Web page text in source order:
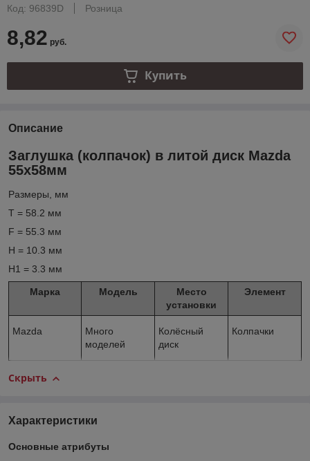
Код: 96839D
Розница
8,82 руб.
Купить
Описание
Заглушка (колпачок) в литой диск Mazda
55х58мм
Размеры, мм
T = 58.2 мм
F = 55.3 мм
H = 10.3 мм
H1 = 3.3 мм
Марка Модель
Место
установки
Элемент
Mazda
Много
моделей
Колёсный
диск
Колпачки
Скрыть
Характеристики
Основные атрибуты